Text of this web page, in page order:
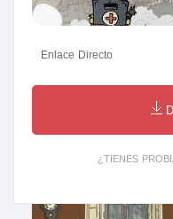
Enlace Directo
¿TIENES